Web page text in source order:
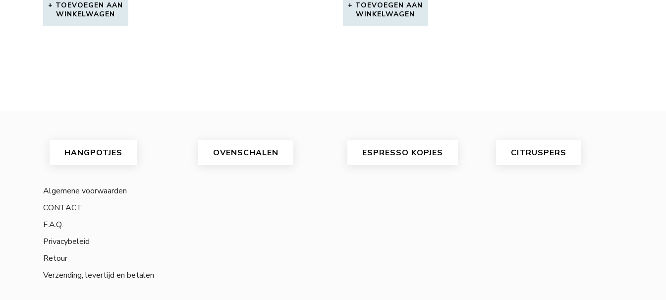
TOEVOEGEN AAN
WINKELWAGEN
TOEVOEGEN AAN
WINKELWAGEN
HANGPOTJES
Algemene voorwaarden
CONTACT
F.A.Q.
Privacybeleid
Retour
Verzending, levertijd en betalen
OVENSCHALEN ESPRESSO KOPJES CITRUSPERS